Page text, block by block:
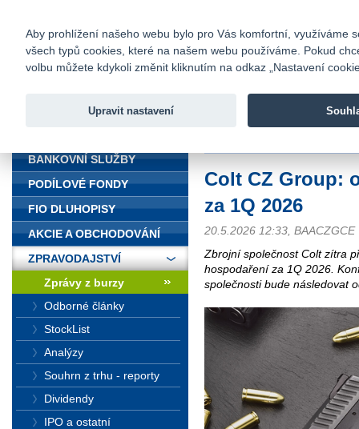
Fio banka
Fio banka
Colt CZ Group:
za 1Q 2026
20.5.2026 12:33, BAACZGCE
Zbrojní společnost Colt zítra
hospodaření za 1Q 2026.
společnosti bude následovat
BANKOVNÍ SLUŽBY
PODÍLOVÉ FONDY
FIO DLUHOPISY
AKCIE A OBCHODOVÁNÍ
ZPRAVODAJSTVÍ
Zprávy z burzy
Odborné články
StockList
Analýzy
Souhrn z trhu - reporty
Dividendy
IPO a ostatní
Aby prohlížení našeho webu bylo pro Vás komfortní, využíváme
všech typů cookies, které na našem webu používáme. Pokud
volbu můžete kdykoli změnit kliknutím na odkaz „Nastavení
Upravit nastavení